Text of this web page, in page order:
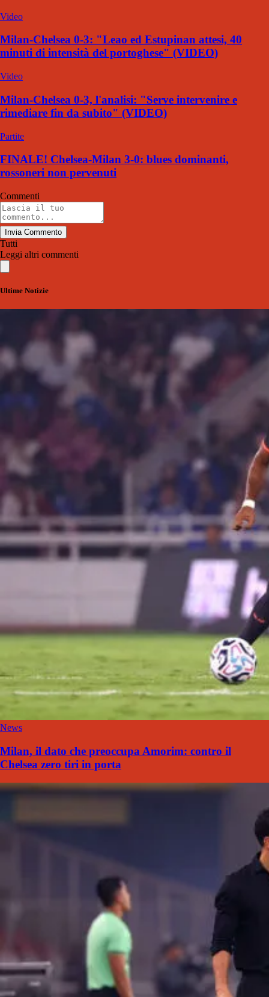
Video
Milan-Chelsea 0-3: "Leao ed Estupinan attesi, 40
minuti di intensità del portoghese" (VIDEO)
Video
Milan-Chelsea 0-3, l'analisi: "Serve intervenire e
rimediare fin da subito" (VIDEO)
Partite
FINALE! Chelsea-Milan 3-0: blues dominanti,
rossoneri non pervenuti
Commenti
Invia Commento
Tutti
Leggi altri commenti
Ultime Notizie
News
Milan, il dato che preoccupa Amorim: contro il
Chelsea zero tiri in porta